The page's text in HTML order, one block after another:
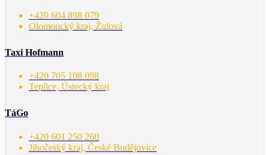
+420 604 898 079
Olomoucký kraj, Žulová
Taxi Hofmann
+420 705 108 098
Teplice, Ústecký kraj
TáGo
+420 601 250 260
Jihočeský kraj, České Budějovice